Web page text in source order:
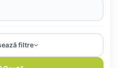
filtre